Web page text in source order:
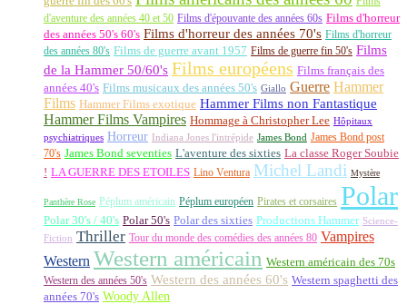
d'aventure des années 40 et 50 Films d'épouvante des années 60s Films d'horreur
des années 50's 60's Films d'horreur des années 70's Films d'horreur
des années 80's Films de guerre avant 1957 Films de guerre fin 50's Films
de la Hammer 50/60's Films européens Films français des
années 40's Films musicaux des années 50's Giallo Guerre Hammer
Films Hammer Films exotique Hammer Films non Fantastique
Hammer Films Vampires Hommage à Christopher Lee Hôpitaux
psychiatriques Horreur Indiana Jones l'intrépide James Bond James Bond post
70's James Bond seventies L'aventure des sixties La classe Roger Soubie
! LA GUERRE DES ETOILES Lino Ventura Michel Landi Mystère
Panthère Rose Péplum américain Péplum européen Pirates et corsaires Polar
Polar 30's / 40's Polar 50's Polar des sixties Productions Hammer Science-
Fiction Thriller Tour du monde des comédies des années 80 Vampires
Western Western américain Western américain des 70s
Western des années 50's Western des années 60's Western spaghetti des
années 70's Woody Allen